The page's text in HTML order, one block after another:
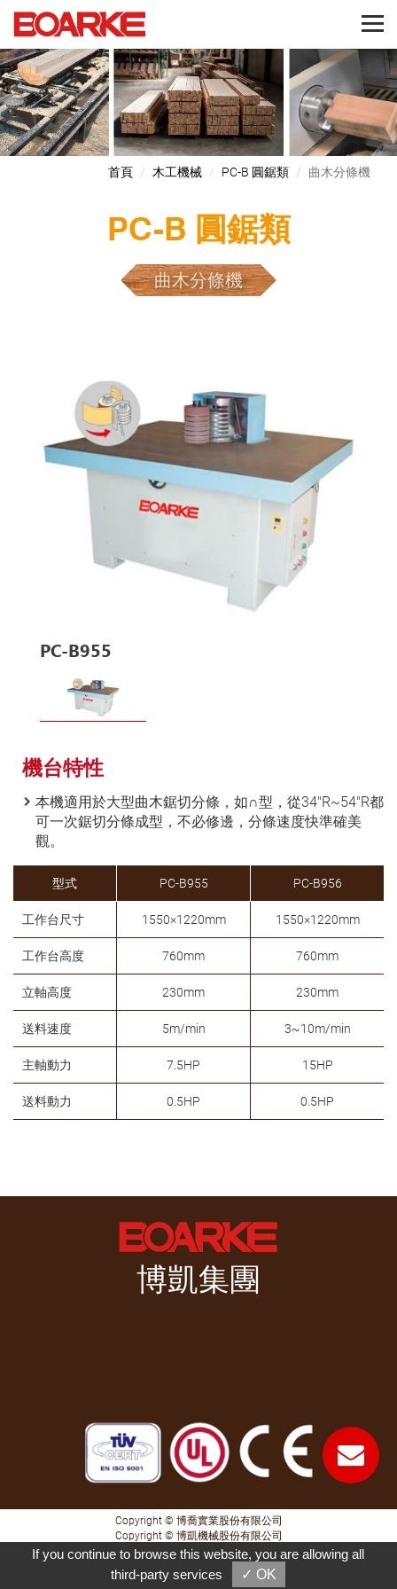
首頁 木工機械 PC-B 圓鋸類 曲木分條機
PC-B 圓鋸類
曲木分條機
PC-B955
機台特性
本機適用於大型曲木鋸切分條，如∩型，從34"R~54"R都
可一次鋸切分條成型，不必修邊，分條速度快準確美
觀。
型式 PC-B955 PC-B956
工作台尺寸 1550×1220mm 1550×1220mm
工作台高度 760mm 760mm
立軸高度 230mm 230mm
送料速度 5m/min 3~10m/min
主軸動力 7.5HP 15HP
送料動力 0.5HP 0.5HP
博凱集團
Copyright © 博喬實業股份有限公司
Copyright © 博凱機械股份有限公司
Taiwan Products
B2BManufactures B2BChinaSources
If you continue to browse this website, you are allowing all
third-party services
✓ OK